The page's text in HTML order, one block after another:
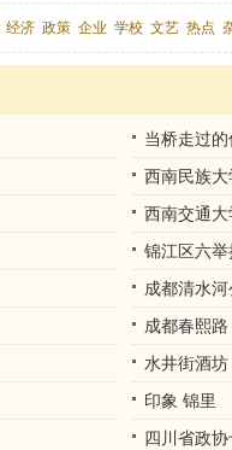
经济 政策 企业 学校 文艺 热点
当桥走过
西南民族大
西南交通大
锦江区六
成都清水
成都春熙路
水井街酒坊
印象 锦里
四川省政